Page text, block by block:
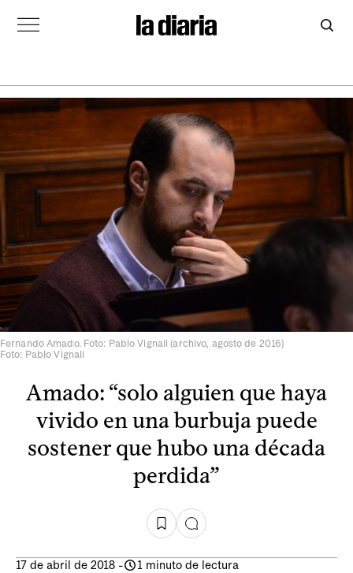
Fernando Amado. Foto: Pablo Vignali (archivo, agosto de 2016)
Foto: Pablo Vignali
Amado: “solo alguien que haya
vivido en una burbuja puede
sostener que hubo una década
perdida”
17 de abril de 2018 - 1 minuto de lectura